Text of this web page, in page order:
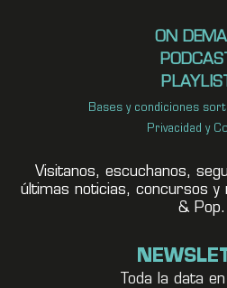
ON
Bases y condiciones
Privacidad y
Visitanos, escuchanos,
últimas noticias, concursos y
& Pop.
Toda la data